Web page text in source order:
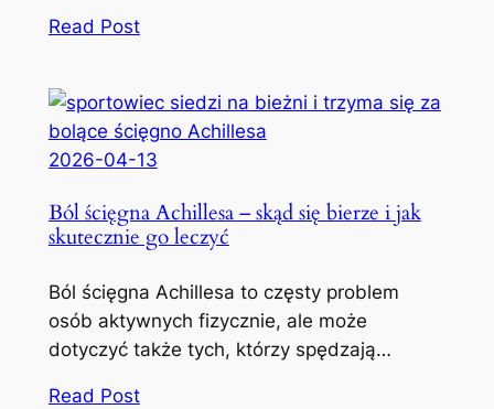
Read Post
2026-04-13
Ból ścięgna Achillesa – skąd się bierze i jak
skutecznie go leczyć
Ból ścięgna Achillesa to częsty problem
osób aktywnych fizycznie, ale może
dotyczyć także tych, którzy spędzają…
Read Post